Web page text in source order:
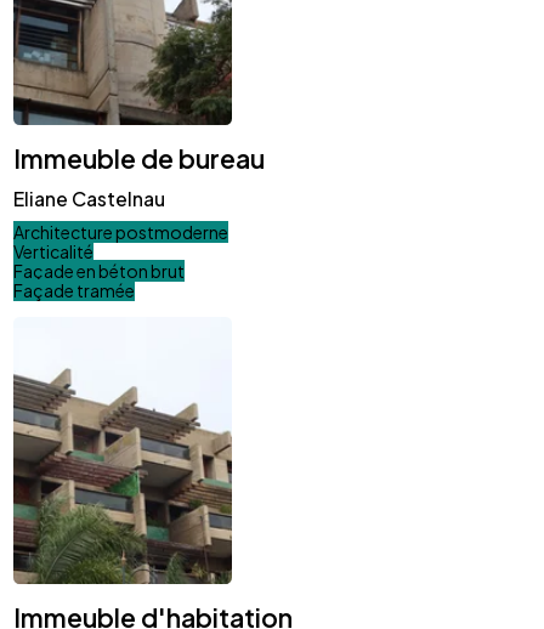
Immeuble de bureau
Eliane Castelnau
Architecture postmoderne
Verticalité
Façade en béton brut
Façade tramée
Immeuble d'habitation